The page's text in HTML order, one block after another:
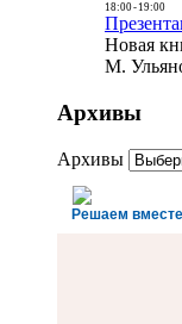
18:00- 19:00
Новая
М.
Архивы
Архивы
Решаем вместе